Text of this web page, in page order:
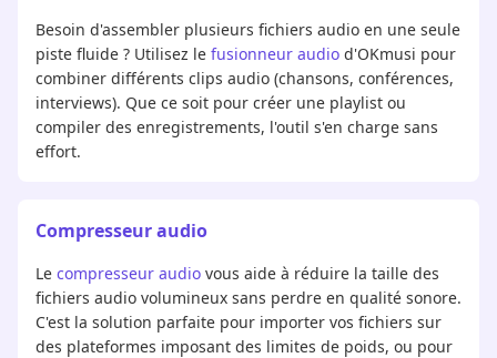
Besoin d'assembler plusieurs fichiers audio en une seule
piste fluide ? Utilisez le fusionneur audio d'OKmusi pour
combiner différents clips audio (chansons, conférences,
interviews). Que ce soit pour créer une playlist ou
compiler des enregistrements, l'outil s'en charge sans
effort.
Compresseur audio
Le compresseur audio vous aide à réduire la taille des
fichiers audio volumineux sans perdre en qualité sonore.
C'est la solution parfaite pour importer vos fichiers sur
des plateformes imposant des limites de poids, ou pour